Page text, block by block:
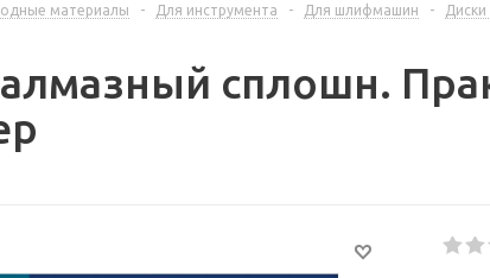
материалы - Для инструмента - Для шлифмашин -
сплошн.